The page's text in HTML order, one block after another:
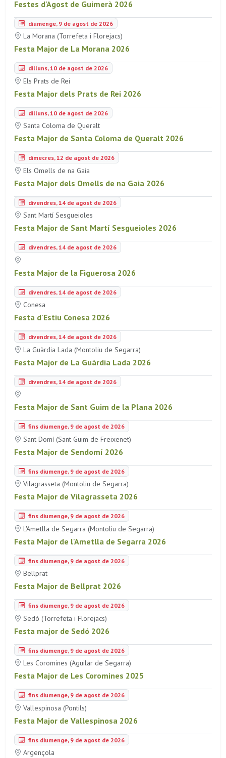
Festes d'Agost de Guimerà 2026
diumenge, 9 de agost de 2026
La Morana (Torrefeta i Florejacs)
Festa Major de La Morana 2026
dilluns, 10 de agost de 2026
Els Prats de Rei
Festa Major dels Prats de Rei 2026
dilluns, 10 de agost de 2026
Santa Coloma de Queralt
Festa Major de Santa Coloma de Queralt 2026
dimecres, 12 de agost de 2026
Els Omells de na Gaia
Festa Major dels Omells de na Gaia 2026
divendres, 14 de agost de 2026
Sant Martí Sesgueioles
Festa Major de Sant Martí Sesgueioles 2026
divendres, 14 de agost de 2026
Festa Major de la Figuerosa 2026
divendres, 14 de agost de 2026
Conesa
Festa d'Estiu Conesa 2026
divendres, 14 de agost de 2026
La Guàrdia Lada (Montoliu de Segarra)
Festa Major de La Guàrdia Lada 2026
divendres, 14 de agost de 2026
Festa Major de Sant Guim de la Plana 2026
fins diumenge, 9 de agost de 2026
Sant Domí (Sant Guim de Freixenet)
Festa Major de Sendomí 2026
fins diumenge, 9 de agost de 2026
Vilagrasseta (Montoliu de Segarra)
Festa Major de Vilagrasseta 2026
fins diumenge, 9 de agost de 2026
L'Ametlla de Segarra (Montoliu de Segarra)
Festa Major de l'Ametlla de Segarra 2026
fins diumenge, 9 de agost de 2026
Bellprat
Festa Major de Bellprat 2026
fins diumenge, 9 de agost de 2026
Sedó (Torrefeta i Florejacs)
Festa major de Sedó 2026
fins diumenge, 9 de agost de 2026
Les Coromines (Aguilar de Segarra)
Festa Major de Les Coromines 2025
fins diumenge, 9 de agost de 2026
Vallespinosa (Pontils)
Festa Major de Vallespinosa 2026
fins diumenge, 9 de agost de 2026
Argençola